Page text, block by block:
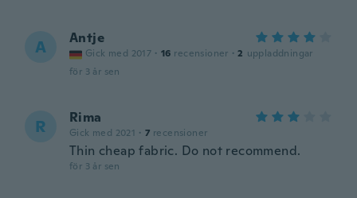
A Antje
Gick med 2017 · 16 recensioner · 2 uppladdningar
för 3 år sen
R Rima
Gick med 2021 · 7 recensioner
Thin cheap fabric. Do not recommend.
för 3 år sen